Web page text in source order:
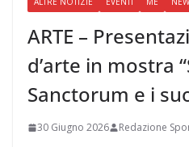
ARTE –
d’arte in mostra
Sanctorum e i
30 Giugno 2026 Redazione